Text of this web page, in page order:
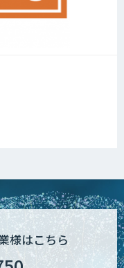
様はこちら